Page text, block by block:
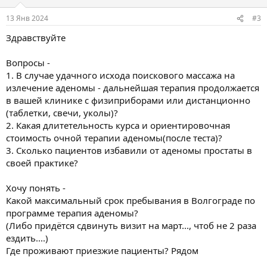
13 Янв 2024 #3
Здравствуйте
Вопросы -
1. В случае удачного исхода поискового массажа на
излечение аденомы - дальнейшая терапия продолжается
в вашей клинике с физиприборами или дистанционно
(таблетки, свечи, уколы)?
2. Какая длитетельность курса и ориентировочная
стоимость очной терапии аденомы(после теста)?
3. Сколько пациентов избавили от аденомы простаты в
своей практике?
Хочу понять -
Какой максимальный срок пребывания в Волгограде по
программе терапия аденомы?
(Либо придётся сдвинуть визит на март..., чтоб не 2 раза
ездить....)
Где проживают приезжие пациенты? Рядом